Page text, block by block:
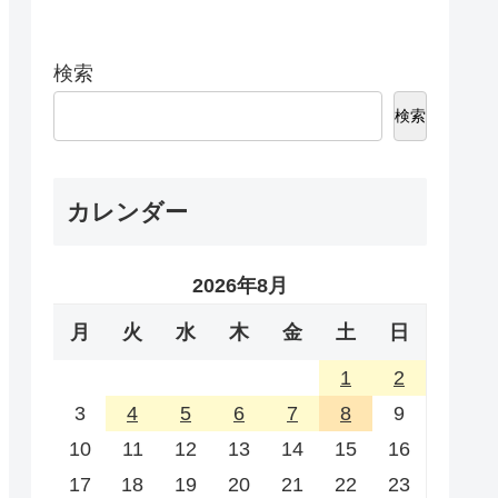
検索
検索
カレンダー
2026年8月
月 火 水 木 金 土 日
1
2
3
4 5 6 7 8
9
10
11 12 13 14 15
16
17
18 19 20 21 22 23